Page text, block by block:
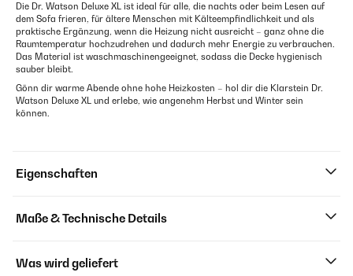
Die Dr. Watson Deluxe XL ist ideal für alle, die nachts oder beim Lesen auf
dem Sofa frieren, für ältere Menschen mit Kälteempfindlichkeit und als
praktische Ergänzung, wenn die Heizung nicht ausreicht – ganz ohne die
Raumtemperatur hochzudrehen und dadurch mehr Energie zu verbrauchen.
Das Material ist waschmaschinengeeignet, sodass die Decke hygienisch
sauber bleibt.
Gönn dir warme Abende ohne hohe Heizkosten – hol dir die Klarstein Dr.
Watson Deluxe XL und erlebe, wie angenehm Herbst und Winter sein
können.
Eigenschaften
Maße & Technische Details
Was wird geliefert